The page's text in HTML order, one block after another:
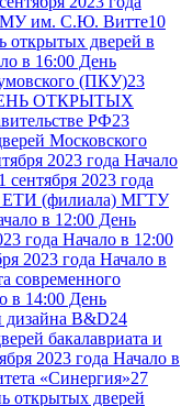
МУ им. С.Ю. Витте10
открытых дверей в
в 16:00 День
(ПКУ)23
ДЕНЬ ОТКРЫТЫХ
РФ23
Московского
2023 года Начало
сентября 2023 года
ЕТИ (филиала) МГТУ
в 12:00 День
года Начало в 12:00
2023 года Начало в
современного
в 14:00 День
дизайна B&D24
бакалавриата и
2023 года Начало в
«Синергия»27
открытых дверей